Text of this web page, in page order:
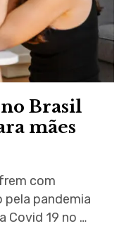
Brasil
mães
com
pandemia
Covid 19 no …